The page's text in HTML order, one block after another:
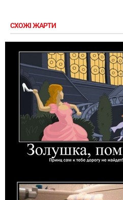
СХОЖІ ЖАРТИ